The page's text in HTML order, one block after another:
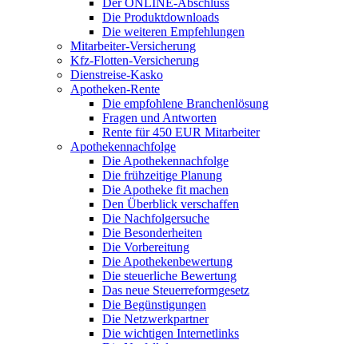
Der ONLINE-Abschluss
Die Produktdownloads
Die weiteren Empfehlungen
Mitarbeiter-Versicherung
Kfz-Flotten-Versicherung
Dienstreise-Kasko
Apotheken-Rente
Die empfohlene Branchenlösung
Fragen und Antworten
Rente für 450 EUR Mitarbeiter
Apothekennachfolge
Die Apothekennachfolge
Die frühzeitige Planung
Die Apotheke fit machen
Den Überblick verschaffen
Die Nachfolgersuche
Die Besonderheiten
Die Vorbereitung
Die Apothekenbewertung
Die steuerliche Bewertung
Das neue Steuerreformgesetz
Die Begünstigungen
Die Netzwerkpartner
Die wichtigen Internetlinks